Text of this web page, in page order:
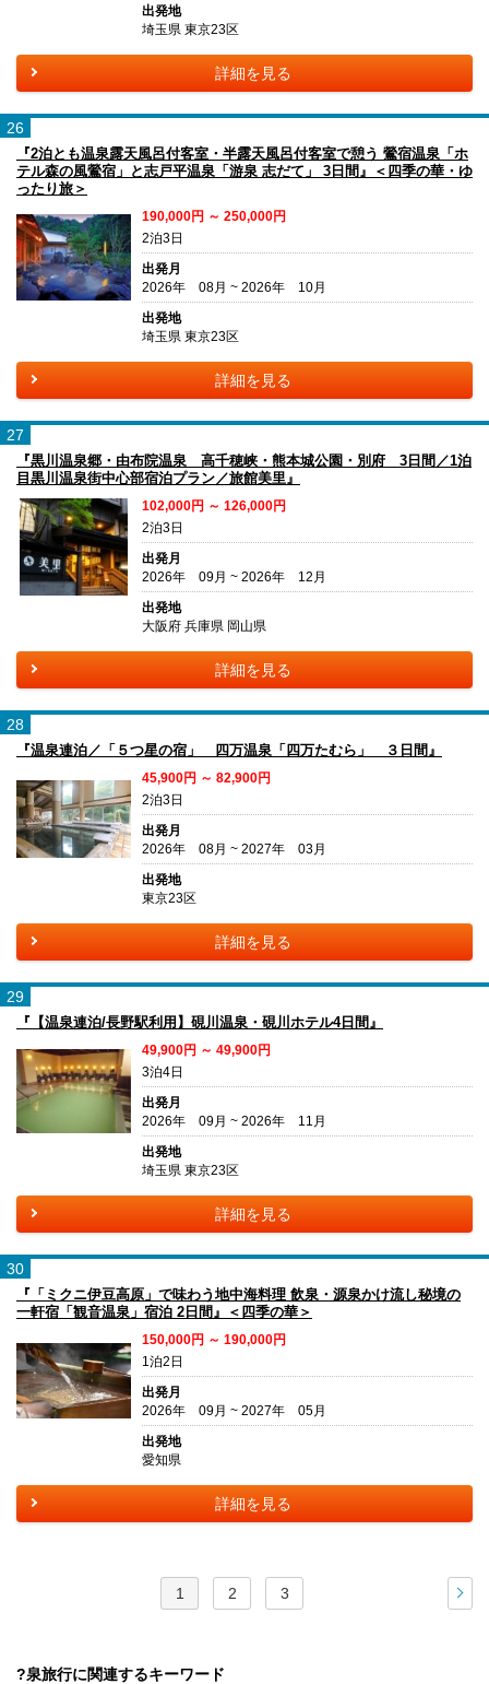
出発地
埼玉県 東京23区
詳細を見る
26
『2泊とも温泉露天風呂付客室・半露天風呂付客室で憩う 鶯宿温泉「ホ
テル森の風鶯宿」と志戸平温泉「游泉 志だて」 3日間』＜四季の華・ゆ
ったり旅＞
190,000円 ～ 250,000円
2泊3日
出発月
2026年 08月 ~ 2026年 10月
出発地
埼玉県 東京23区
詳細を見る
27
『黒川温泉郷・由布院温泉 高千穂峡・熊本城公園・別府 3日間／1泊
目黒川温泉街中心部宿泊プラン／旅館美里』
102,000円 ～ 126,000円
2泊3日
出発月
2026年 09月 ~ 2026年 12月
出発地
大阪府 兵庫県 岡山県
詳細を見る
28
『温泉連泊／「５つ星の宿」 四万温泉「四万たむら」 ３日間』
45,900円 ～ 82,900円
2泊3日
出発月
2026年 08月 ~ 2027年 03月
出発地
東京23区
詳細を見る
29
『【温泉連泊/長野駅利用】硯川温泉・硯川ホテル4日間』
49,900円 ～ 49,900円
3泊4日
出発月
2026年 09月 ~ 2026年 11月
出発地
埼玉県 東京23区
詳細を見る
30
『「ミクニ伊豆高原」で味わう地中海料理 飲泉・源泉かけ流し秘境の
一軒宿「観音温泉」宿泊 2日間』＜四季の華＞
150,000円 ～ 190,000円
1泊2日
出発月
2026年 09月 ~ 2027年 05月
出発地
愛知県
詳細を見る
1 2 3
?泉旅行に関連するキーワード